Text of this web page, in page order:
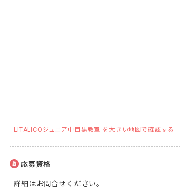
LITALICOジュニア中目黒教室 を大きい地図で確認する
応募資格
詳細はお問合せください。